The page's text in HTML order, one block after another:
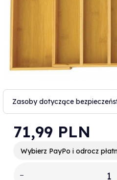
Zasoby dotyczące
71,99 PLN
Wybierz PayPo i odrocz